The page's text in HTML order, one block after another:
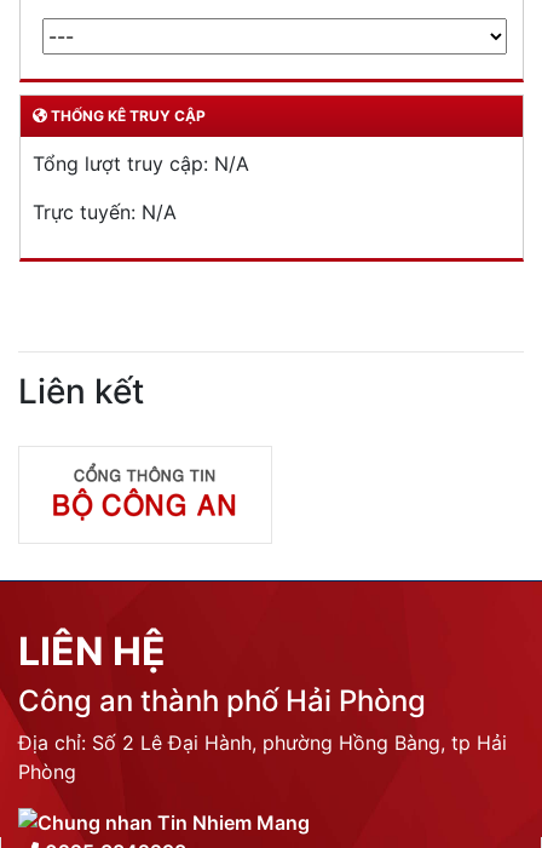
THỐNG KÊ TRUY CẬP
Tổng lượt truy cập: N/A
Trực tuyến: N/A
Liên kết
LIÊN HỆ
Công an thành phố Hải Phòng
Địa chỉ: Số 2 Lê Đại Hành, phường Hồng Bàng, tp Hải
Phòng